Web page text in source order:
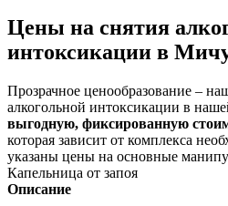
Цены на снятия
интоксикации в
Прозрачное ценообразование –
алкогольной интоксикации в
выгодную, фиксированную
которая зависит от комплекса
указаны цены на основные
Капельница от запоя
Описание